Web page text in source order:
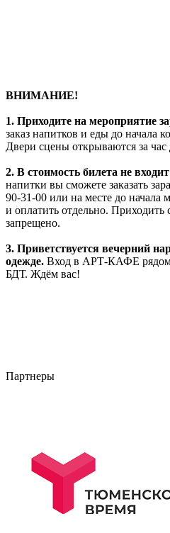
ВНИМАНИЕ!
1. Приходите на мероприятие
заказ напитков и еды до начала
Двери сцены открываются за час
2. В стоимость билета не
напитки вы сможете заказать
90-31-00 или на месте до начала
и оплатить отдельно.
запрещено.
3. Приветствуется вечерний
одежде. Вход в АРТ-КАФЕ
БДТ. Ждём вас!
Партнеры